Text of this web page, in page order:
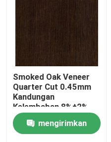
Tur Pabrik
Kontrol Kualitas
Hubungi Kami
Smoked Oak Veneer
Quarter Cut 0.45mm
Kandungan
Kelembaban 8%±2%
Lembar Veneer Kayu
Alami mengirimkan